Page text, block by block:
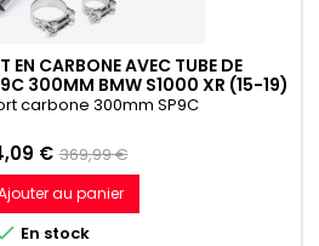
EN CARBONE AVEC TUBE DE
300MM BMW S1000 XR (15-19)
carbone 300mm SP9C
€ Prix
de
référence
369,99 €
au panier
En stock